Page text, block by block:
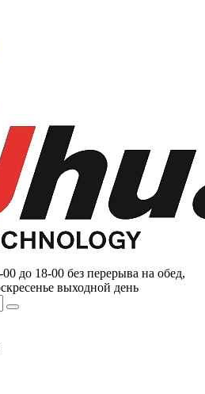
до 18-00 без перерыва на обед,
выходной день